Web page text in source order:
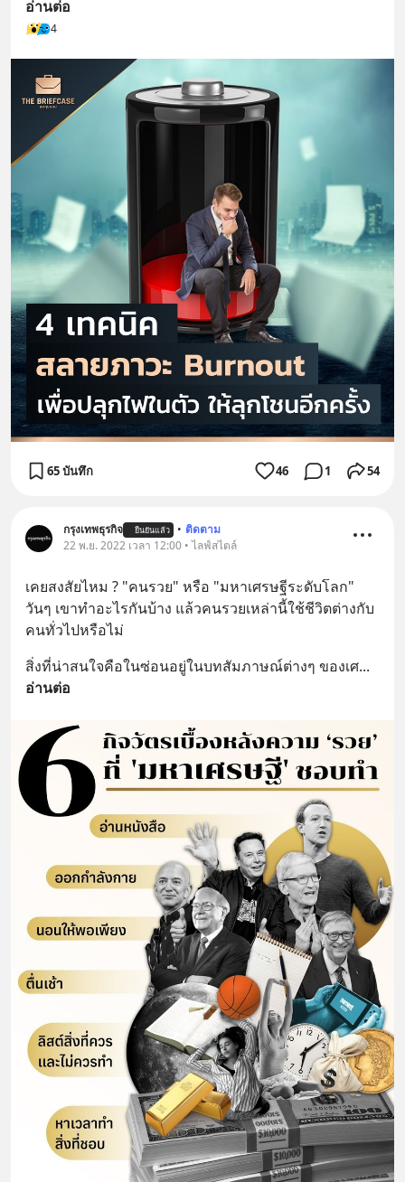
อ่านต่อ
4
65 บันทึก 46 1 54
กรุงเทพธุรกิจ ยืนยันแล้ว • ติดตาม
22 พ.ย. 2022 เวลา 12:00 • ไลฟ์สไตล์
เคยสงสัยไหม ? "คนรวย" หรือ "มหาเศรษฐีระดับโลก"
วันๆ เขาทำอะไรกันบ้าง แล้วคนรวยเหล่านี้ใช้ชีวิตต่างกับ
คนทั่วไปหรือไม่
สิ่งที่น่าสนใจคือในซ่อนอยู่ในบทสัมภาษณ์ต่างๆ ของเศ
อ่านต่อ